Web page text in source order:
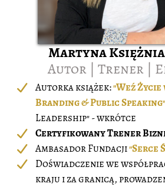
Martyna
Autor | Trener |
Autorka książek:"Weź Życie
Branding & Public Speaking"
Leadership" - wkrótce
Certyfikowany Trener
Ambasador Fundacji"Serce
Doświadczenie we
kraju i za granicą,